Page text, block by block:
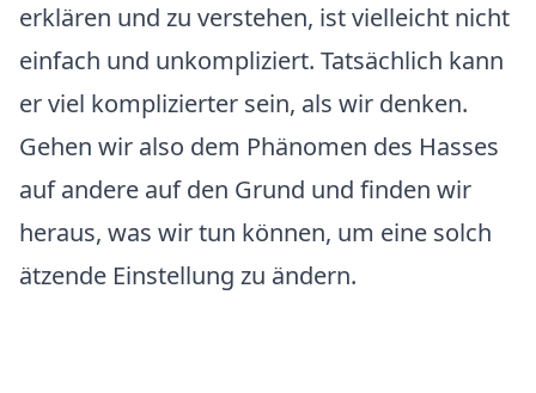
erklären und zu verstehen, ist vielleicht nicht
einfach und unkompliziert. Tatsächlich kann
er viel komplizierter sein, als wir denken.
Gehen wir also dem Phänomen des Hasses
auf andere auf den Grund und finden wir
heraus, was wir tun können, um eine solch
ätzende Einstellung zu ändern.